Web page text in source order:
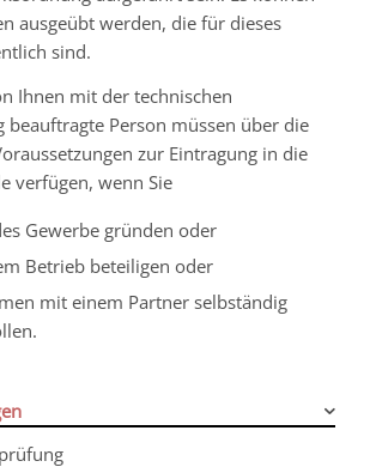
ausgeübt werden, die für dieses
sind.
Ihnen mit der technischen
beauftragte Person müssen über die
zur Eintragung in die
verfügen, wenn Sie
Gewerbe gründen oder
Betrieb beteiligen oder
mit einem Partner selbständig